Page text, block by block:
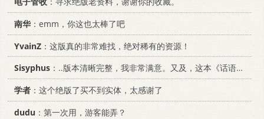
南华：emm，你这也太棒了吧
YvainZ ：这版真的非常难找，绝对稀有的资源！
Sisyphus ：..版本清晰完整，我非常满意。又及，这本《话语的真相》...
学者 ：这个绝版了买不到实体，太感谢了
dudu ：第一次用，游客能弄？